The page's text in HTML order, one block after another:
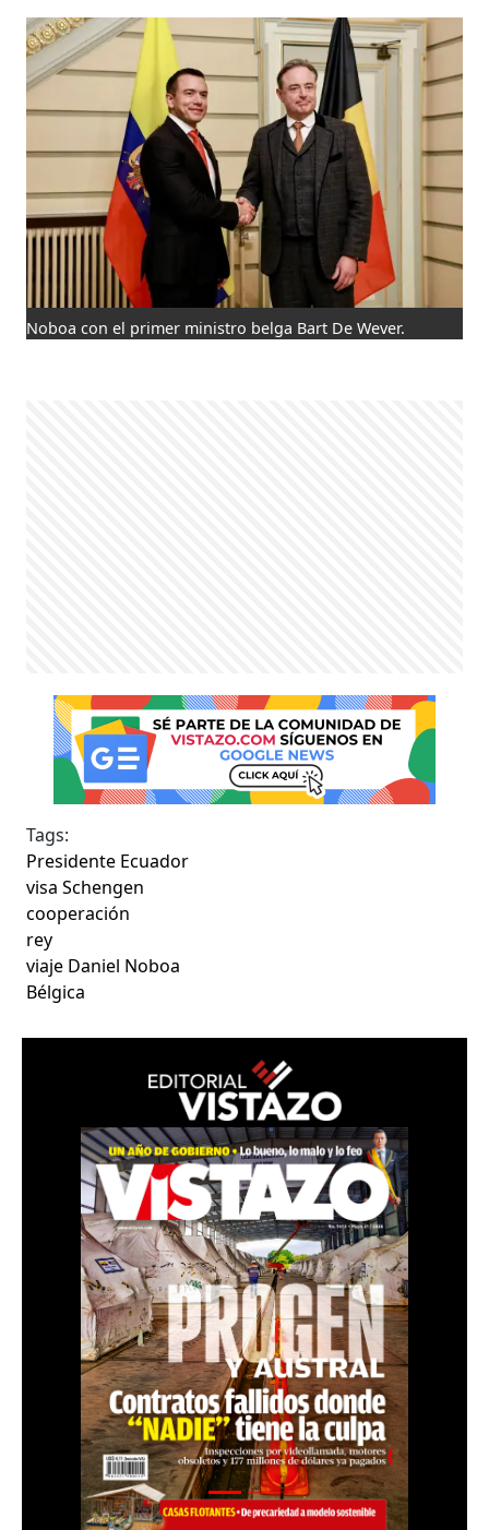
Noboa con el primer ministro belga Bart De Wever.
Tags:
Presidente Ecuador
visa Schengen
cooperación
rey
viaje Daniel Noboa
Bélgica